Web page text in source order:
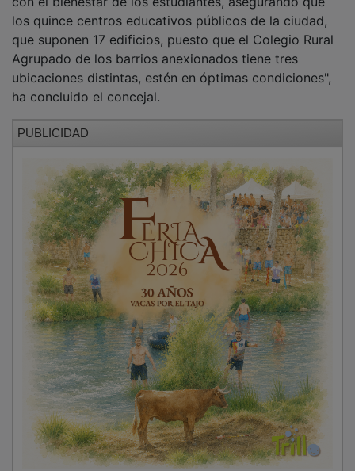
los quince centros educativos públicos de la ciudad,
que suponen 17 edificios, puesto que el Colegio Rural
Agrupado de los barrios anexionados tiene tres
ubicaciones distintas, estén en óptimas condiciones",
ha concluido el concejal.
PUBLICIDAD